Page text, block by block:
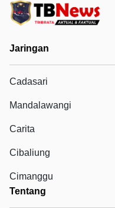
Jaringan
Cadasari
Mandalawangi
Carita
Cibaliung
Cimanggu
Tentang